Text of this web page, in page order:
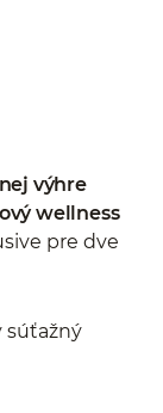
výhre
wellness
pre dve
súťažný